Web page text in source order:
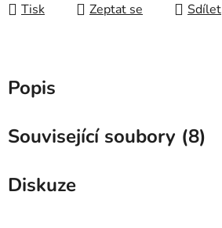
Tisk Zeptat se Sdílet
Popis
Související soubory (8)
Diskuze